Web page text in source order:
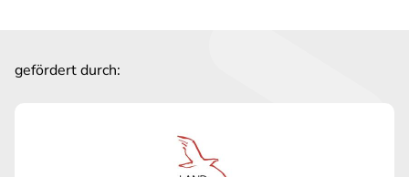
gefördert durch: